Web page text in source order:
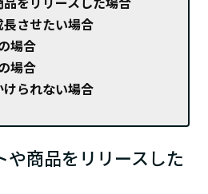
させたい場合
場合
場合
られない場合
や商品をリリースした